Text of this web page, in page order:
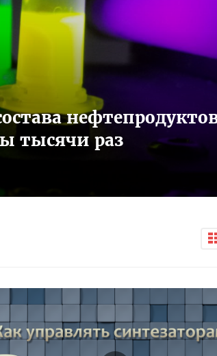
тысячи раз